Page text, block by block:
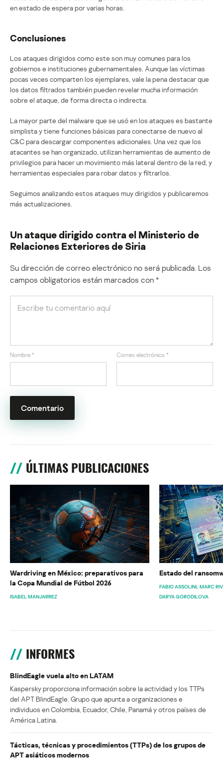
en estado de espera por varias horas.
Conclusiones
Los ataques dirigidos como este son muy comunes para los
gobiernos e instituciones gubernamentales. Aunque las víctimas
pocas veces comparten los ejemplares, vale la pena destacar que
los datos filtrados también pueden revelar mucha información
sobre el ataque, de forma directa o indirecta.
La mayor parte del malware que se usó en los ataques es bastante
simplista y tiene funciones básicas para conectarse de nuevo al
C&C para descargar componentes adicionales. Una vez que los
atacantes se han organizado, utilizan herramientas de aumento de
privilegios para hacer un movimiento más lateral dentro de la red, y
herramientas especiales para robar datos y filtrarlos.
Seguimos analizando estos ataques muy dirigidos y publicaremos
más actualizaciones.
Un ataque dirigido contra el Ministerio de
Relaciones Exteriores de Siria
Su dirección de correo electrónico no será publicada. Los
campos obligatorios están marcados con *
Nombre * Correo electrónico *
ÚLTIMAS PUBLICACIONES
Wardriving en México: preparativos para
la Copa Mundial de Fútbol 2026
ISABEL MANJARREZ
Estado del
FABIO ASSOLINI MARC
DARYA GORODILOVA
INFORMES
BlindEagle vuela alto en LATAM
Kaspersky proporciona información sobre la actividad y los TTPs
del APT BlindEagle. Grupo que apunta a organizaciones e
individuos en Colombia, Ecuador, Chile, Panamá y otros países de
América Latina.
Tácticas, técnicas y procedimientos (TTPs) de los grupos de
APT asiáticos modernos